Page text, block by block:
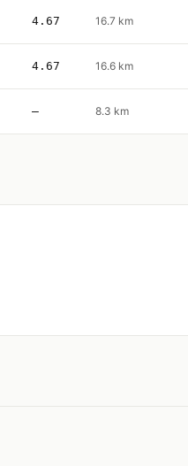
4.67 16.7 km
4.67 16.6 km
— 8.3 km